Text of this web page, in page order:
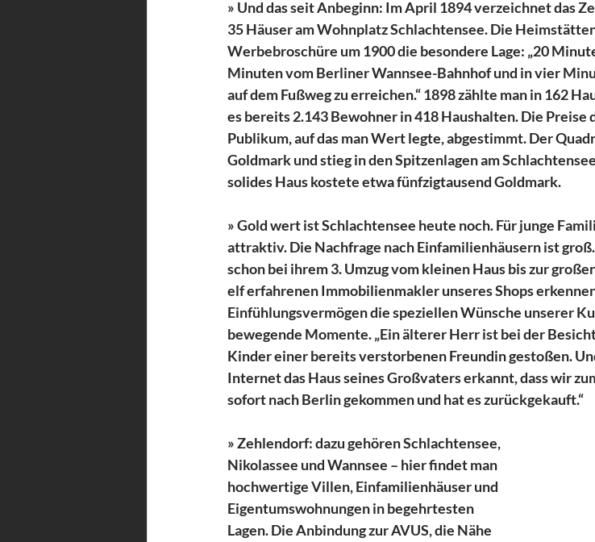
» Und das seit Anbeginn: Im April 1894 verzeichnet das
35 Häuser am Wohnplatz Schlachtensee. Die
Werbebroschüre um 1900 die besondere Lage: „20
Minuten vom Berliner Wannsee-Bahnhof und in vier
auf dem Fußweg zu erreichen.“ 1898 zählte man in 162
es bereits 2.143 Bewohner in 418 Haushalten. Die Preise
Publikum, auf das man Wert legte, abgestimmt. Der
Goldmark und stieg in den Spitzenlagen am
solides Haus kostete etwa fünfzigtausend Goldmark.
» Gold wert ist Schlachtensee heute noch. Für junge
attraktiv. Die Nachfrage nach Einfamilienhäusern ist
schon bei ihrem 3. Umzug vom kleinen Haus bis zur
elf erfahrenen Immobilienmakler unseres Shops
Einfühlungsvermögen die speziellen Wünsche unserer
bewegende Momente. „Ein älterer Herr ist bei der
Kinder einer bereits verstorbenen Freundin gestoßen.
Internet das Haus seines Großvaters erkannt, dass wir
sofort nach Berlin gekommen und hat es zurückgekauft.“
» Zehlendorf: dazu gehören Schlachtensee,
Nikolassee und Wannsee – hier findet man
hochwertige Villen, Einfamilienhäuser und
Eigentumswohnungen in begehrtesten
Lagen. Die Anbindung zur AVUS, die Nähe